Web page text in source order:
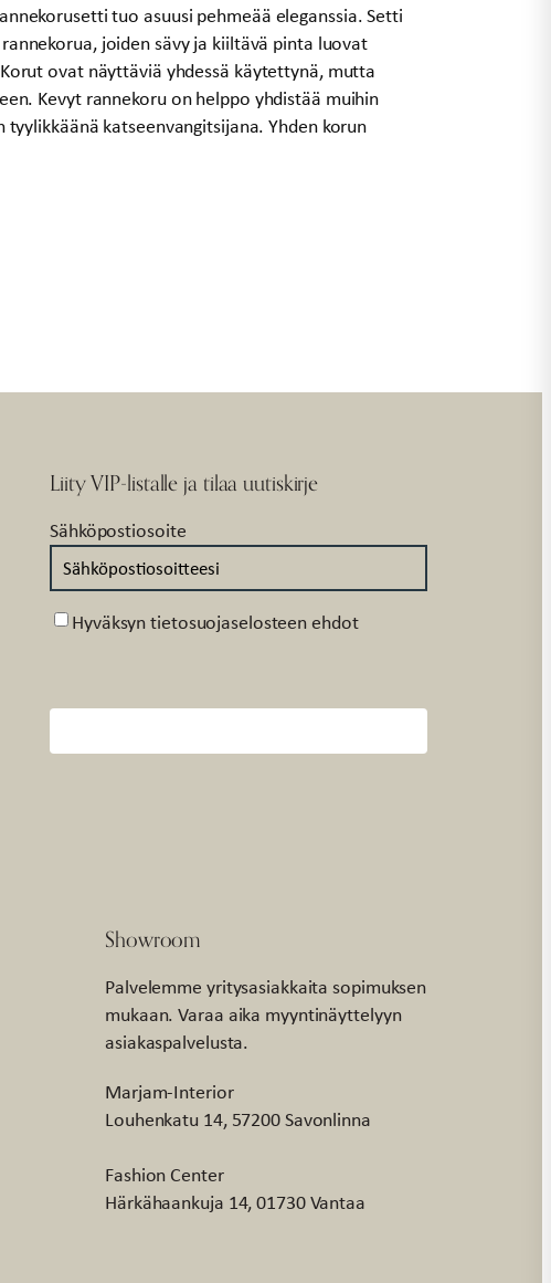
tuo asuusi pehmeää eleganssia. Setti
joiden sävy ja kiiltävä pinta luovat
ovat näyttäviä yhdessä käytettynä, mutta
Kevyt rannekoru on helppo yhdistää muihin
katseenvangitsijana. Yhden korun
Liity VIP-listalle ja tilaa uutiskirje
Sähköpostiosoite
Suostumus
Hyväksyn tietosuojaselosteen ehdot
Showroom
Palvelemme yritysasiakkaita sopimuksen
mukaan. Varaa aika myyntinäyttelyyn
asiakaspalvelusta.
Marjam-Interior
Louhenkatu 14, 57200 Savonlinna
Fashion Center
Härkähaankuja 14, 01730 Vantaa